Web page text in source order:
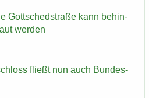
Gott­sched­stra­ße kann be­hin­
wer­den
fließt nun auch Bun­des­